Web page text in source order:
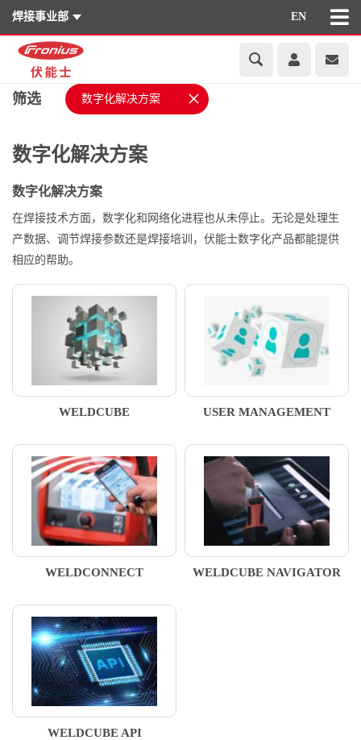
焊接事业部 EN
筛选 数字化解决方案 ×
数字化解决方案
数字化解决方案
在焊接技术方面，数字化和网络化进程也从未停止。无论是处理生
产数据、调节焊接参数还是焊接培训，伏能士数字化产品都能提供
相应的帮助。
WELDCUBE USER MANAGEMENT
WELDCONNECT WELDCUBE NAVIGATOR
WELDCUBE API